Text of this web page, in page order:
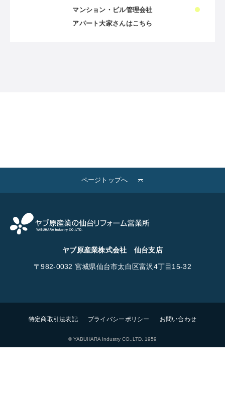
マンション・ビル管理会社
アパート大家さんはこちら
ページトップへ
ヤブ原産業株式会社 仙台支店
〒982-0032 宮城県仙台市太白区富沢4丁目15-32
特定商取引法表記 プライバシーポリシー お問い合わせ
© YABUHARA Industry CO.,LTD. 1959